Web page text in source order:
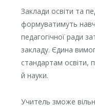
Заклади освіти та
формуватимуть
педагогічної ради
закладу. Єдина
стандартам освіти,
й науки.
Учитель зможе